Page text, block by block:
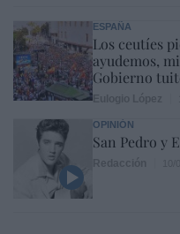
ESPAÑA
Los ceutíes
ayudemos,
Gobierno
OPINIÓN
San Pedro y